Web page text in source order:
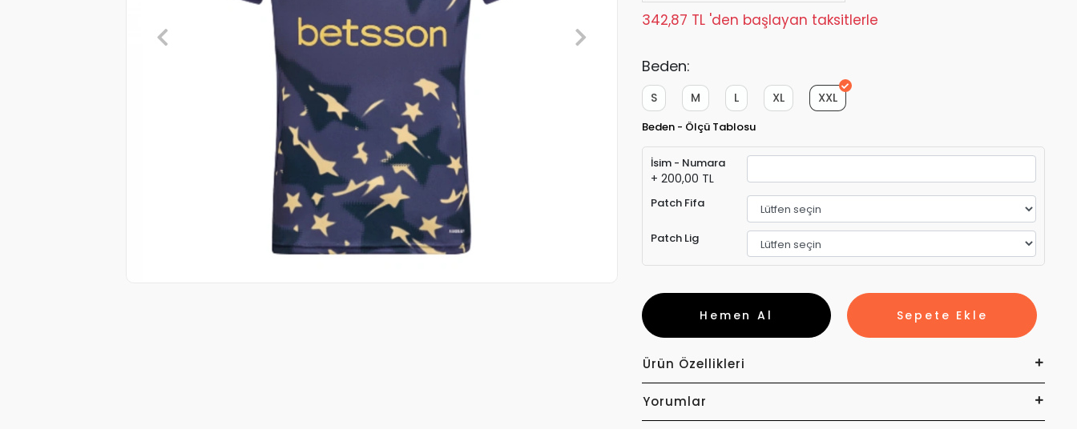
342,87 TL 'den başlayan taksitlerle
Beden:
XXL
XL
L
M
S
Beden - Ölçü Tablosu
İsim - Numara
+ 200,00 TL
Patch Fifa
Patch Lig
Sepete Ekle
Hemen Al
Ürün Özellikleri
Yorumlar